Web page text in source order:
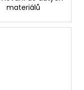
materiálů